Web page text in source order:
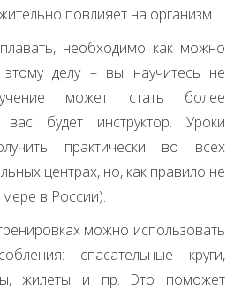
повлияет на организм.
необходимо как можно
этому делу – вы научитесь не
может стать более
будет инструктор. Уроки
практически во всех
центрах, но, как правило не
в России).
можно использовать
спасательные круги,
жилеты и пр. Это поможет